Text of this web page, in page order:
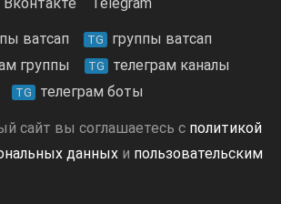
ватсап TG группы ватсап
группы TG телеграм каналы
TG телеграм боты
сайт вы соглашаетесь с политикой
данных и пользовательским